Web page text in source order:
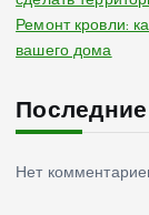
Ремонт кровли:
вашего дома
Нет